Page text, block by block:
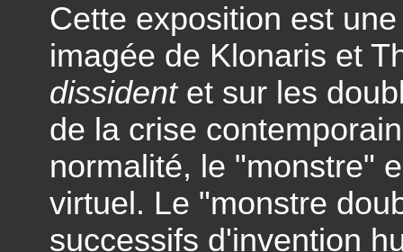
Cette exposition est
imagée de Klonaris et
dissidentet sur les
de la crise
normalité, le "monstre"
virtuel. Le "monstre
successifs d'invention